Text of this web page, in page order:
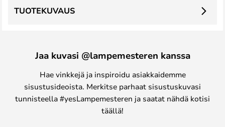
TUOTEKUVAUS
Jaa kuvasi @lampemesteren kanssa
Hae vinkkejä ja inspiroidu asiakkaidemme
sisustusideoista. Merkitse parhaat sisustuskuvasi
tunnisteella #yesLampemesteren ja saatat nähdä kotisi
täällä!